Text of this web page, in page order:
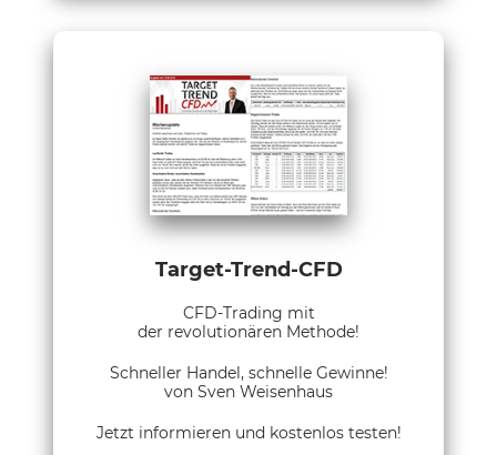
Target-Trend-CFD
CFD-Trading mit
der revolutionären Methode!
Schneller Handel, schnelle Gewinne!
von Sven Weisenhaus
Jetzt informieren und kostenlos testen!